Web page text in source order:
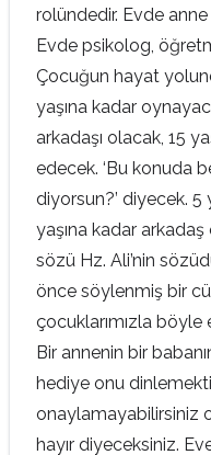
rolündedir. Evde
Evde psikolog,
Çocuğun hayat
yaşına kadar
arkadaşı olacak, 15
edecek. ‘Bu konuda
diyorsun?’ diyecek. 5
yaşına kadar
sözü Hz. Ali’nin
önce söylenmiş bir
çocuklarımızla
Bir annenin bir
hediye onu
onaylamayabilirsiniz
hayır diyeceksiniz.